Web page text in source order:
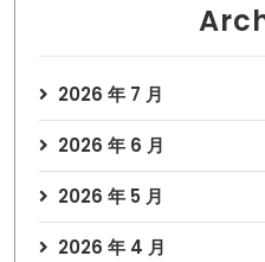
2026 年 7 月
2026 年 6 月
2026 年 5 月
2026 年 4 月